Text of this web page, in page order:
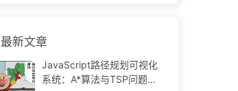
最新文章
JavaScript路径规划可视化
系统：A*算法与TSP问题解